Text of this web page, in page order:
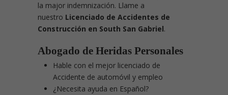
la major indemnización. Llame a
nuestro Licenciado de Accidentes de
Construcción en South San Gabriel.
Abogado de Heridas Personales
Hable con el mejor licenciado de
Accidente de automóvil y empleo
¿Necesita ayuda en Español?